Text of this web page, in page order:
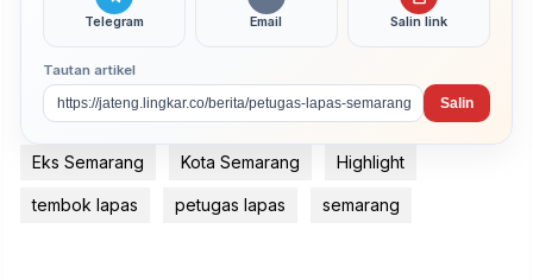
Telegram Email Salin link
Tautan artikel
Salin
Eks Semarang Kota Semarang Highlight
tembok lapas petugas lapas semarang